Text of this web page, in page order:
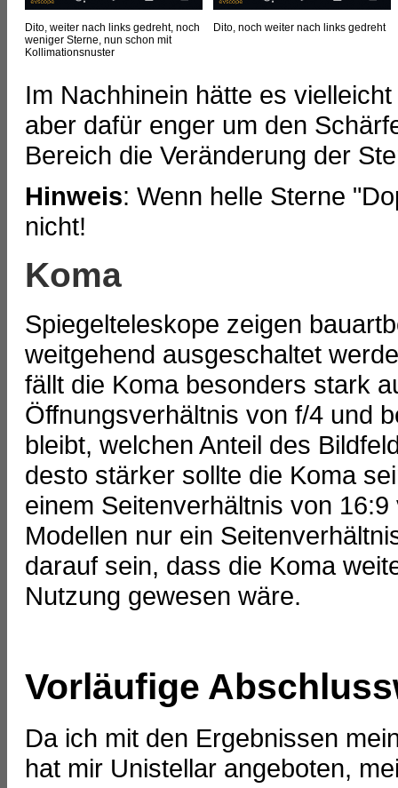
Dito, weiter nach links gedreht, noch
weniger Sterne, nun schon mit
Kollimationsnuster
Dito, noch weiter nach links gedreht
Im Nachhinein hätte es
aber dafür enger um den
Bereich die Veränderung der
Hinweis: Wenn helle Sterne
nicht!
Koma
Spiegelteleskope zeigen
weitgehend ausgeschaltet
fällt die Koma besonders stark
Öffnungsverhältnis von f/4 und
bleibt, welchen Anteil des
desto stärker sollte die Koma
einem Seitenverhältnis von
Modellen nur ein
darauf sein, dass die Koma
Nutzung gewesen wäre.
Vorläufige
Da ich mit den Ergebnissen
hat mir Unistellar angeboten,